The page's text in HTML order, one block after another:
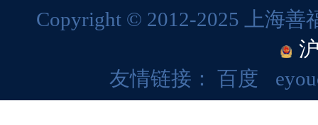
Copyright © 2012-2025 上海
友情链接： 百度